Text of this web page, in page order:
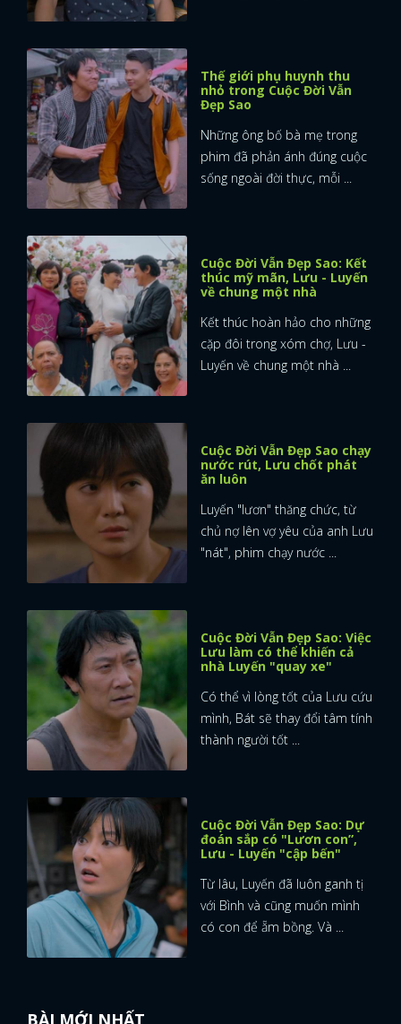
Thế giới phụ huynh thu
nhỏ trong Cuộc Đời Vẫn
Đẹp Sao
Những ông bố bà mẹ trong
phim đã phản ánh đúng cuộc
sống ngoài đời thực, mỗi ...
Cuộc Đời Vẫn Đẹp Sao: Kết
thúc mỹ mãn, Lưu - Luyến
về chung một nhà
Kết thúc hoàn hảo cho những
cặp đôi trong xóm chợ, Lưu -
Luyến về chung một nhà ...
Cuộc Đời Vẫn Đẹp Sao chạy
nước rút, Lưu chốt phát
ăn luôn
Luyến "lươn" thăng chức, từ
chủ nợ lên vợ yêu của anh Lưu
"nát", phim chạy nước ...
Cuộc Đời Vẫn Đẹp Sao: Việc
Lưu làm có thể khiến cả
nhà Luyến "quay xe"
Có thể vì lòng tốt của Lưu cứu
mình, Bát sẽ thay đổi tâm tính
thành người tốt ...
Cuộc Đời Vẫn Đẹp Sao: Dự
đoán sắp có "Lươn con”,
Lưu - Luyến "cập bến"
Từ lâu, Luyến đã luôn ganh tị
với Bình và cũng muốn mình
có con để ẵm bồng. Và ...
BÀI MỚI NHẤT